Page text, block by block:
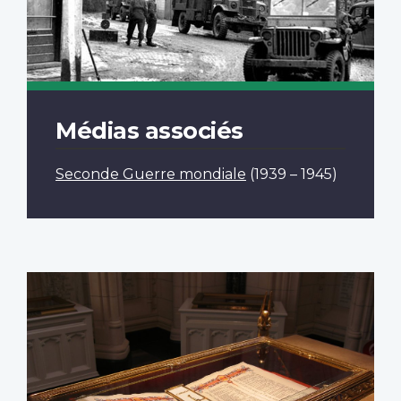
Médias associés
Seconde Guerre mondiale (1939 – 1945)